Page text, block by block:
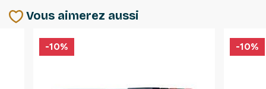
Vous aimerez aussi
-10% -10%